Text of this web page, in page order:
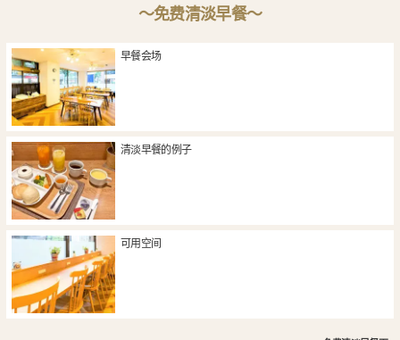
〜免费清淡早餐〜
早餐会场
清淡早餐的例子
可用空间